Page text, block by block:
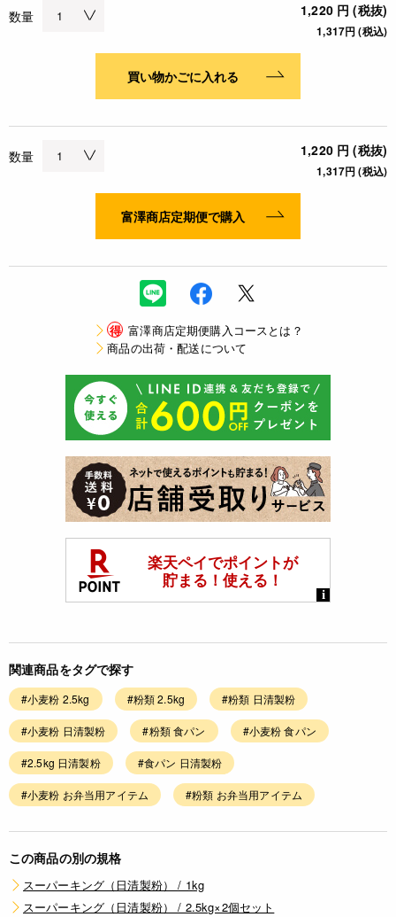
数量 1,220 円 (税抜)
1,317円 (税込)
買い物かごに入れる
数量 1,220 円 (税抜)
1,317円 (税込)
富澤商店定期便で購入
得 富澤商店定期便購入コースとは？
商品の出荷・配送について
関連商品をタグで探す
#小麦粉 2.5kg #粉類 2.5kg #粉類 日清製粉
#小麦粉 日清製粉 #粉類 食パン #小麦粉 食パン
#2.5kg 日清製粉 #食パン 日清製粉
#小麦粉 お弁当用アイテム #粉類 お弁当用アイテム
この商品の別の規格
スーパーキング（日清製粉） / 1kg
スーパーキング（日清製粉） / 2.5kg×2個セット